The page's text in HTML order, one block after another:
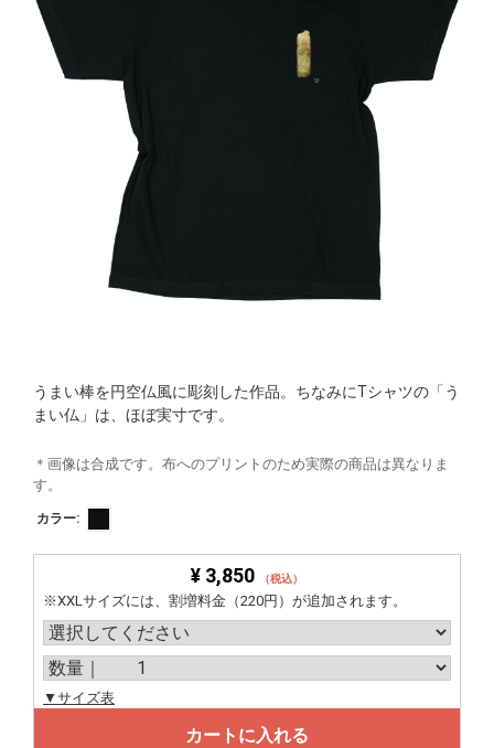
うまい棒を円空仏風に彫刻した作品。ちなみにTシャツの「う
まい仏」は、ほぼ実寸です。
＊画像は合成です。布へのプリントのため実際の商品は異なりま
す。
カラー:
¥ 3,850 （税込）
※XXLサイズには、割増料金（220円）が追加されます。
▼サイズ表
カートに入れる